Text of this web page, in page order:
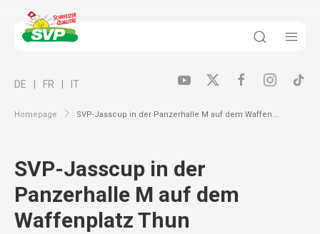
Homepage SVP-Jasscup in der Panzerhalle M auf dem Waffen...
DE FR IT
SVP-Jasscup in der
Panzerhalle M auf dem
Waffenplatz Thun